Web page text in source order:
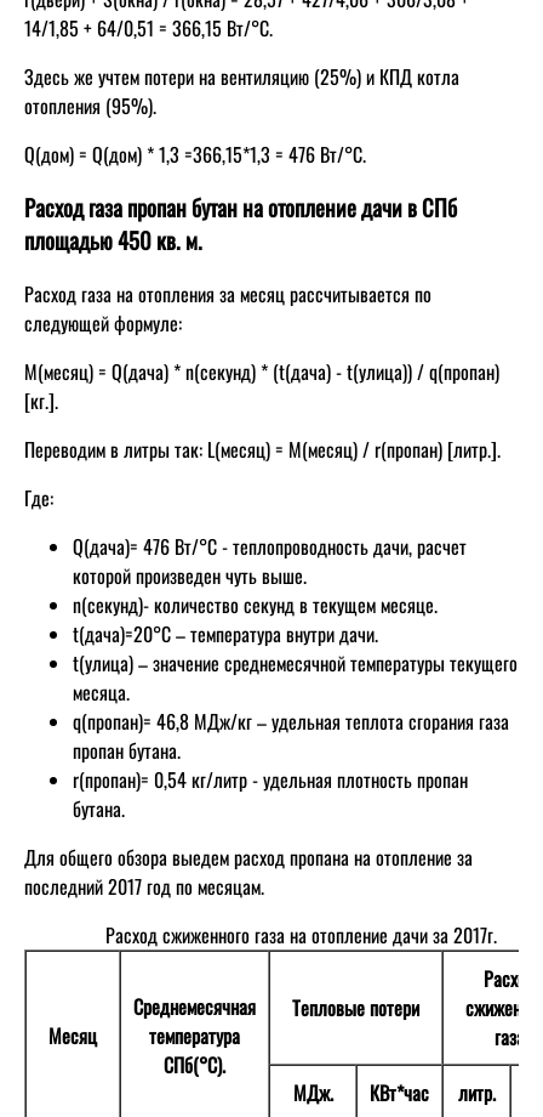
14/1,85 + 64/0,51 = 366,15 Вт/°C.
Здесь же учтем потери на вентиляцию (25%) и КПД котла
отопления (95%).
Q(дом) = Q(дом) * 1,3 =366,15*1,3 = 476 Вт/°C.
Расход газа пропан бутан на отопление дачи в СПб
площадью 450 кв. м.
Расход газа на отопления за месяц рассчитывается по
следующей формуле:
M(месяц) = Q(дача) * n(секунд) * (t(дача) - t(улица)) / q(пропан)
[кг.].
Переводим в литры так: L(месяц) = M(месяц) / r(пропан) [литр.].
Где:
Q(дача)= 476 Вт/°C - теплопроводность дачи, расчет
которой произведен чуть выше.
n(секунд)- количество секунд в текущем месяце.
t(дача)=20°C – температура внутри дачи.
t(улица) – значение среднемесячной температуры текущего
месяца.
q(пропан)= 46,8 МДж/кг – удельная теплота сгорания газа
пропан бутана.
r(пропан)= 0,54 кг/литр - удельная плотность пропан
бутана.
Для общего обзора выедем расход пропана на отопление за
последний 2017 год по месяцам.
Расход сжиженного газа на отопление дачи за 2017г.
Месяц
Среднемесячная
температура
СПб(°С).
Тепловые потери
Расход
газа
МДж.
КВт*час литр.